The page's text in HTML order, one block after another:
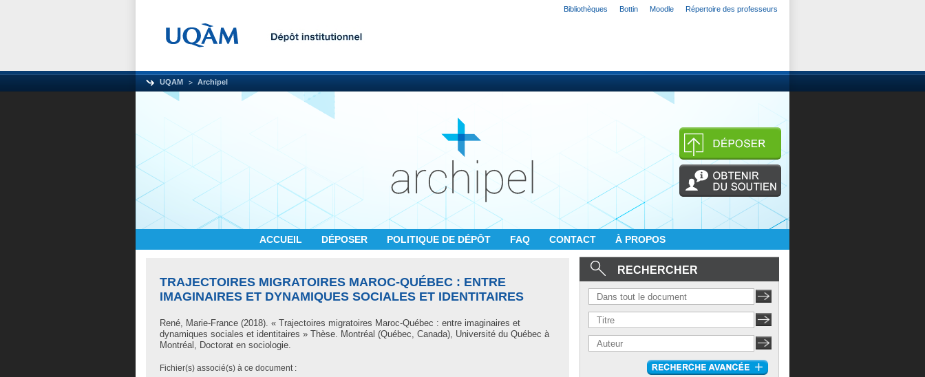
Bibliothèques Bottin Moodle Répertoire des professeurs
UQAM Archipel
ACCUEIL DÉPOSER POLITIQUE DE DÉPÔT FAQ CONTACT À PROPOS
TRAJECTOIRES MIGRATOIRES MAROC-QUÉBEC : ENTRE
IMAGINAIRES ET DYNAMIQUES SOCIALES ET IDENTITAIRES
René, Marie-France (2018). « Trajectoires migratoires Maroc-Québec : entre imaginaires et
dynamiques sociales et identitaires » Thèse. Montréal (Québec, Canada), Université du Québec à
Montréal, Doctorat en sociologie.
Fichier(s) associé(s) à ce document :
RECHERCHER